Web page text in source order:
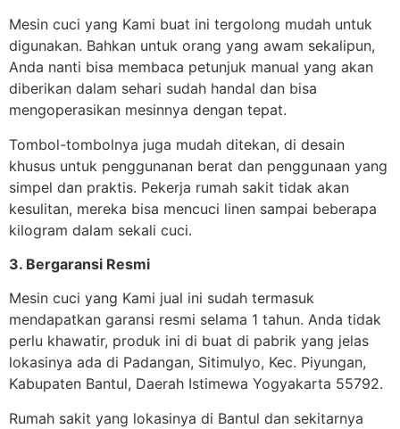
Mesin cuci yang Kami buat ini tergolong mudah untuk
digunakan. Bahkan untuk orang yang awam sekalipun,
Anda nanti bisa membaca petunjuk manual yang akan
diberikan dalam sehari sudah handal dan bisa
mengoperasikan mesinnya dengan tepat.
Tombol-tombolnya juga mudah ditekan, di desain
khusus untuk penggunanan berat dan penggunaan yang
simpel dan praktis. Pekerja rumah sakit tidak akan
kesulitan, mereka bisa mencuci linen sampai beberapa
kilogram dalam sekali cuci.
3. Bergaransi Resmi
Mesin cuci yang Kami jual ini sudah termasuk
mendapatkan garansi resmi selama 1 tahun. Anda tidak
perlu khawatir, produk ini di buat di pabrik yang jelas
lokasinya ada di Padangan, Sitimulyo, Kec. Piyungan,
Kabupaten Bantul, Daerah Istimewa Yogyakarta 55792.
Rumah sakit yang lokasinya di Bantul dan sekitarnya